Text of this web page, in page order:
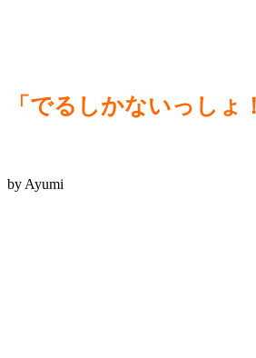
「でるしかないっしょ
by Ayumi